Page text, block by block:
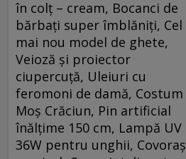
în colţ – cream, Bocanci de
bărbaţi super îmblăniţi, Cel
mai nou model de ghete,
Veioză şi proiector
ciupercuţă, Uleiuri cu
feromoni de damă, Costum
Moş Crăciun, Pin artificial
înălţime 150 cm, Lampă UV
36W pentru unghii, Covoraş